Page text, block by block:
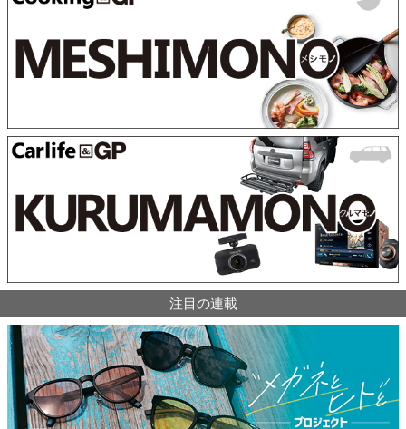
注目の連載